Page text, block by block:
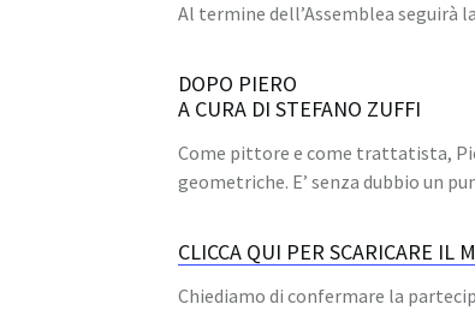
Al termine dell’Assemblea seguirà
DOPO PIERO
A CURA DI STEFANO ZUFFI
Come pittore e come trattatista,
geometriche. E’ senza dubbio un
CLICCA QUI PER SCARICARE IL
Chiediamo di confermare la